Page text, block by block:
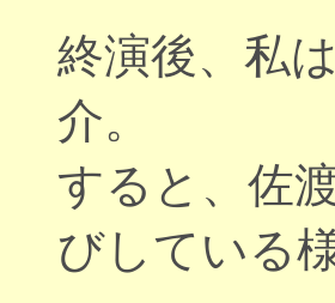
終演後、私
介。
すると、佐
びしている